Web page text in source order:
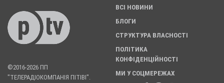
©2016-2026 ПП
"ТЕЛЕРАДІОКОМПАНІЯ ПІТІВІ".
ВСІ НОВИНИ
БЛОГИ
СТРУКТУРА ВЛАСНОСТІ
ПОЛІТИКА
КОНФІДЕНЦІЙНОСТІ
МИ У СОЦМЕРЕЖАХ